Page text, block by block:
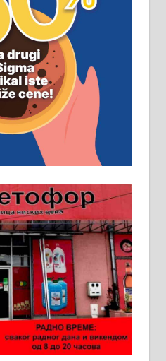
ОГЛАСИ
Рудник
20
Услови:
радно
и сличним
и неопходан
смештај,
57-41-122 –
радова
и
061/25-28-058
возач са Б
85-511
за рад на
промет” у